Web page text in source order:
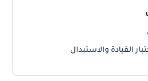
القيادة والاستبدال